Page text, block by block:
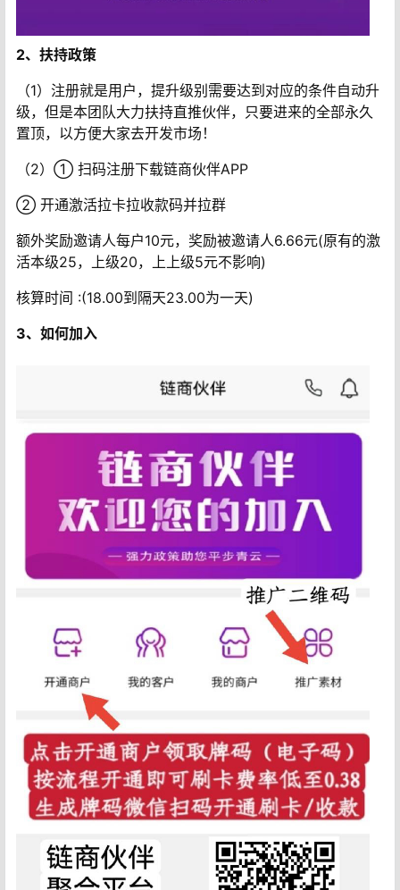
2、扶持政策
（1）注册就是用户，提升级别需要达到对应的条件自动升
级，但是本团队大力扶持直推伙伴，只要进来的全部永久
置顶，以方便大家去开发市场！
（2）① 扫码注册下载链商伙伴APP
② 开通激活拉卡拉收款码并拉群
额外奖励邀请人每户10元，奖励被邀请人6.66元(原有的激
活本级25，上级20，上上级5元不影响)
核算时间 :(18.00到隔天23.00为一天)
3、如何加入